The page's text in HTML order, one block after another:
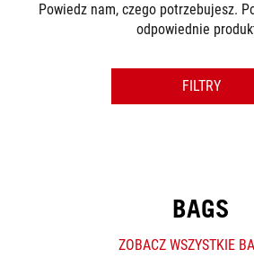
Powiedz nam, czego potrzebujesz.
odpowiednie
FILTRY
BAGS
ZOBACZ WSZYSTKIE
BAGS